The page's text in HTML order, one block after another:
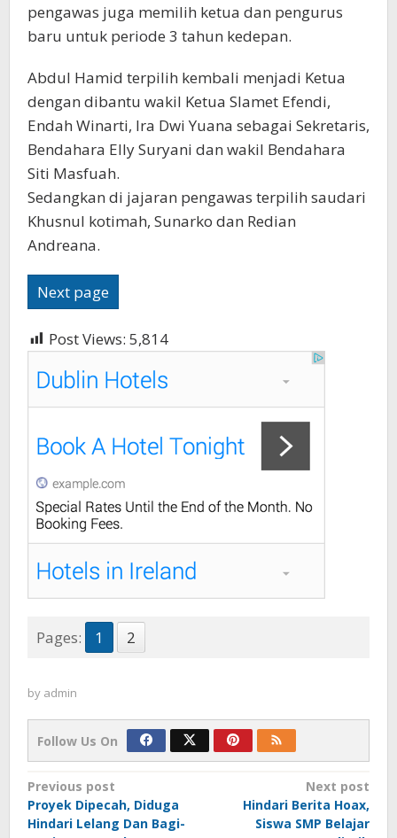
pengawas juga memilih ketua dan pengurus
baru untuk periode 3 tahun kedepan.
Abdul Hamid terpilih kembali menjadi Ketua
dengan dibantu wakil Ketua Slamet Efendi,
Endah Winarti, Ira Dwi Yuana sebagai Sekretaris,
Bendahara Elly Suryani dan wakil Bendahara
Siti Masfuah.
Sedangkan di jajaran pengawas terpilih saudari
Khusnul kotimah, Sunarko dan Redian
Andreana.
Next page
Post Views: 5,814
Pages: 1 2
by admin
Follow Us On
Post
navigation
Previous post
Proyek Dipecah, Diduga
Hindari Lelang Dan Bagi-
Next post
Hindari Berita Hoax,
Siswa SMP Belajar